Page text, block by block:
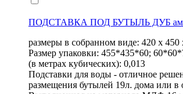
ПОДСТАВКА ПОД БУТЫЛЬ ДУБ
размеры в собранном виде: 420 х
Размер упаковки: 455*435*60;
(в метрах кубических): 0,013
Подставки для воды - отличное
размещения бутылей 19л. дома или в